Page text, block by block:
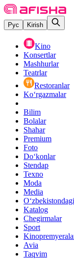
Рус Kirish
Kino
Konsertlar
Mashhurlar
Teatrlar
Restoranlar
Ko‘rgazmalar
Bilim
Bolalar
Shahar
Premium
Foto
Do‘konlar
Stendap
Texno
Moda
Media
Katalog
Chegirmalar
Sport
Avia
Taqvim